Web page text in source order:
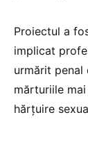
Proiectul a
implicat
urmărit penal
mărturiile
hărțuire